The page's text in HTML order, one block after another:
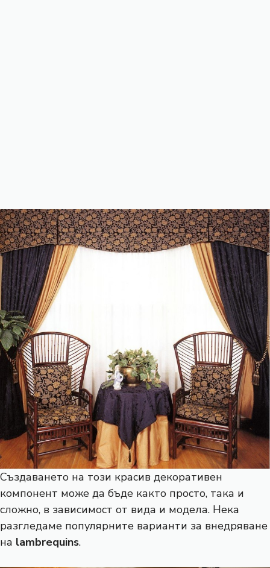
Създаването на този красив декоративен
компонент може да бъде както просто, така и
сложно, в зависимост от вида и модела. Нека
разгледаме популярните варианти за внедряване
на lambrequins.